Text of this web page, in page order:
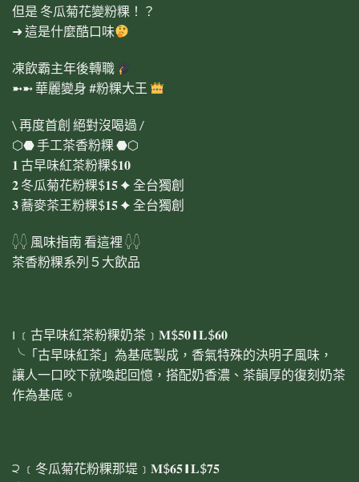
但是 冬瓜菊花變粉粿！？
➜ 這是什麼酷口味
凍飲霸主年後轉職
➼➼ 華麗變身 #粉粿大王
\ 再度首創 絕對沒喝過 /
⬡⬣ 手工茶香粉粿 ⬣⬡
𝟏 古早味紅茶粉粿$𝟏𝟎
𝟐 冬瓜菊花粉粿$𝟏𝟓 ✦ 全台獨創
𝟑 蕎麥茶王粉粿$𝟏𝟓 ✦ 全台獨創
𓆭𓆭 風味指南 看這裡 𓆭𓆭
茶香粉粿系列５大飲品
౹ ﹝古早味紅茶粉粿奶茶﹞𝐌$𝟓𝟎 ❙ 𝐋$𝟔𝟎
╰「古早味紅茶」為基底製成，香氣特殊的決明子風味，
讓人一口咬下就喚起回憶，搭配奶香濃、茶韻厚的復刻奶茶
作為基底。
੨ ﹝冬瓜菊花粉粿那堤﹞𝐌$𝟔𝟓 ❙ 𝐋$𝟕𝟓